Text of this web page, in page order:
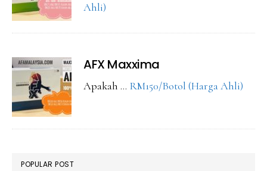
Ahli)
AFX Maxxima
Apakah … RM150/Botol (Harga Ahli)
POPULAR POST